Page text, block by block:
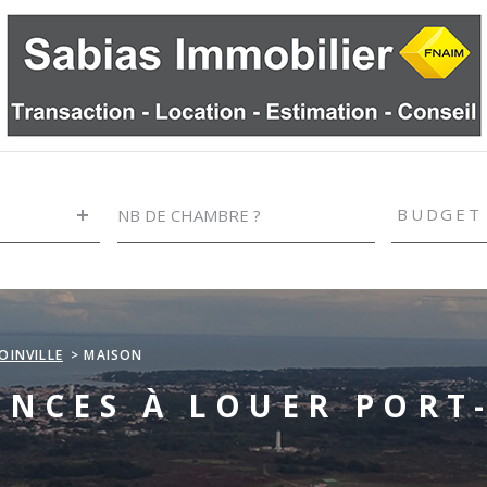
DE
CHAMBRE
?
BUDGET
RÉFÉRENCE
Terrasse
MAISON
À LOUER